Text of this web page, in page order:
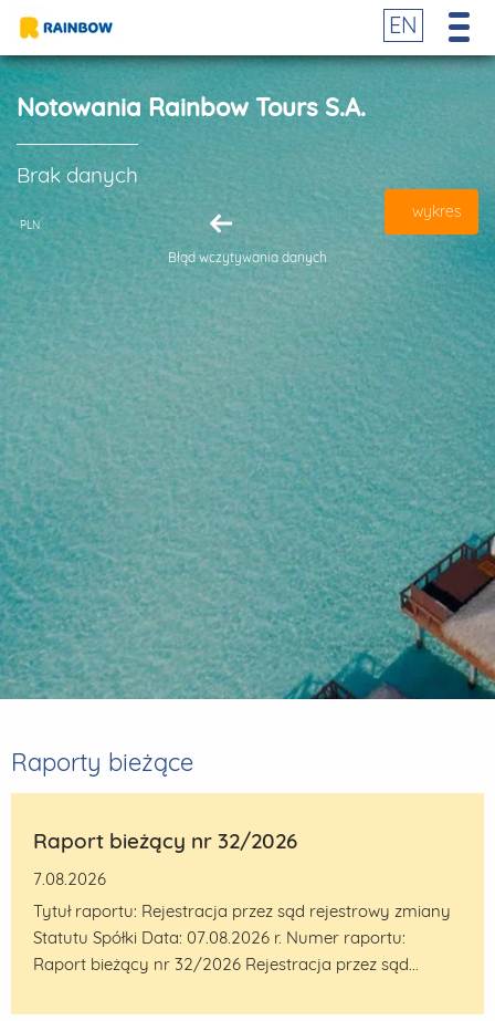
EN
Notowania Rainbow Tours S.A.
Brak danych
Błąd wczytywania danych
PLN
wykres
Raporty bieżące
Raport bieżący nr 32/2026
7.08.2026
Tytuł raportu: Rejestracja przez sąd rejestrowy zmiany
Statutu Spółki Data: 07.08.2026 r. Numer raportu:
Raport bieżący nr 32/2026 Rejestracja przez sąd...